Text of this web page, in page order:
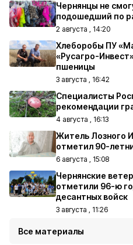
Чернянцы не
подошедший по
2 августа , 14:20
Хлеборобы ПУ
«Русагро-
пшеницы
3 августа , 16:42
Специалисты
рекомендации
4 августа , 16:13
Житель Лозного
отметил 90-
6 августа , 15:08
Чернянские
отметили 96-ю
десантных войск
3 августа , 11:26
Все материалы